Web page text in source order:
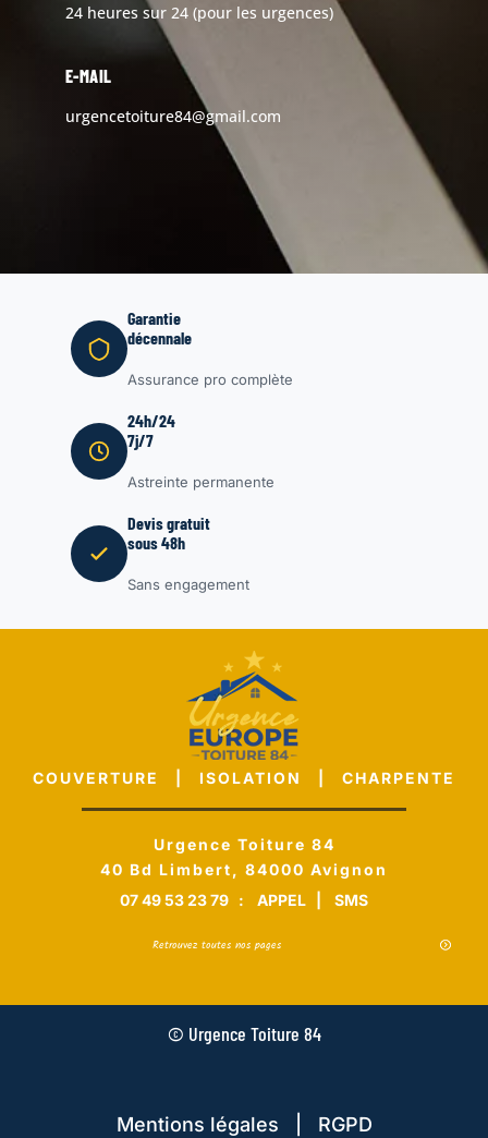
24 heures sur 24 (pour les urgences)
E-MAIL
urgencetoiture84@gmail.com
Garantie
décennale
Assurance pro complète
24h/24
7j/7
Astreinte permanente
Devis gratuit
sous 48h
Sans engagement
COUVERTURE | ISOLATION | CHARPENTE
Urgence Toiture 84
40 Bd Limbert, 84000 Avignon
07 49 53 23 79 : APPEL SMS
Retrouvez toutes nos pages
© Urgence Toiture 84
Mentions légales | RGPD